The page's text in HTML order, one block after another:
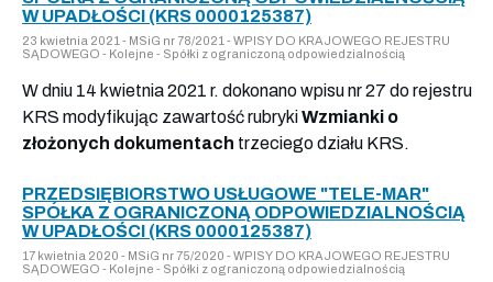
W UPADŁOŚCI (KRS 0000125387)
23 kwietnia 2021 - MSiG nr 78/2021 - WPISY DO KRAJOWEGO REJESTRU
SĄDOWEGO - Kolejne - Spółki z ograniczoną odpowiedzialnością
W dniu 14 kwietnia 2021 r. dokonano wpisu nr 27 do rejestru
KRS modyfikując zawartość rubrykiWzmianki o
złożonych dokumentach trzeciego działu KRS.
PRZEDSIĘBIORSTWO USŁUGOWE "TELE-MAR"
SPÓŁKA Z OGRANICZONĄ ODPOWIEDZIALNOŚCIĄ
W UPADŁOŚCI (KRS 0000125387)
17 kwietnia 2020 - MSiG nr 75/2020 - WPISY DO KRAJOWEGO REJESTRU
SĄDOWEGO - Kolejne - Spółki z ograniczoną odpowiedzialnością